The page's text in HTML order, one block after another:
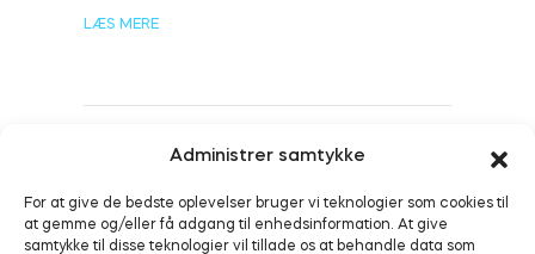
Administrer samtykke
For at give de bedste oplevelser bruger vi teknologier som cookies til
at gemme og/eller få adgang til enhedsinformation. At give
samtykke til disse teknologier vil tillade os at behandle data som
Tedee GO2
LÆS MERE
Smart sikkerhed aktiveret:
Tedee fungerer nu med
Alarm.com